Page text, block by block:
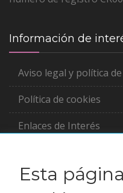
Información de
Aviso legal y política
Política de cookies
Enlaces de Interés
Asociada a:
Esta